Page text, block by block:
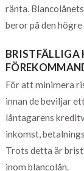
ränta.
beror på den
BRISTFÄLLIGA
För att minimera
innan de beviljar
låntagarens
inkomst,
Trots detta är
inom blancolån.